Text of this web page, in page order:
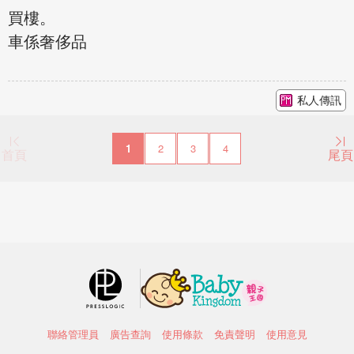
買樓。
車係奢侈品
私人傳訊
首頁 1 2 3 4 尾頁
聯絡管理員 廣告查詢 使用條款 免責聲明 使用意見